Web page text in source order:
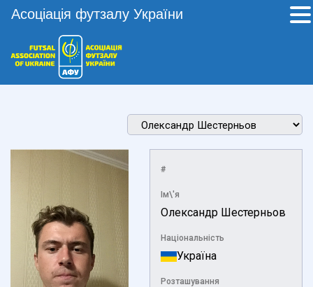
#
Ім\'я
Олександр Шестерньов
Національність
Україна
Розташування
Асоціація футзалу України